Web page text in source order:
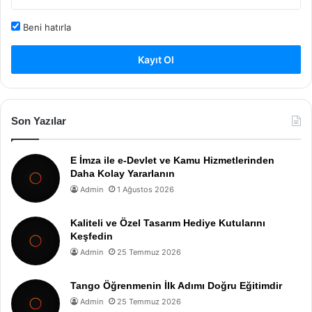
Beni hatırla
Kayıt Ol
Son Yazılar
E İmza ile e-Devlet ve Kamu Hizmetlerinden
Daha Kolay Yararlanın
Admin 1 Ağustos 2026
Kaliteli ve Özel Tasarım Hediye Kutularını
Keşfedin
Admin 25 Temmuz 2026
Tango Öğrenmenin İlk Adımı Doğru Eğitimdir
Admin 25 Temmuz 2026